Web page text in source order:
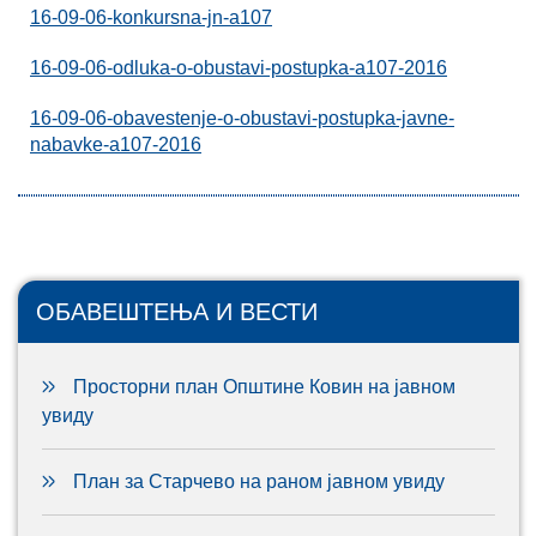
16-09-06-konkursna-jn-a107
16-09-06-odluka-o-obustavi-postupka-a107-2016
16-09-06-obavestenje-o-obustavi-postupka-javne-
nabavke-a107-2016
ОБАВЕШТЕЊА И ВЕСТИ
Просторни план Општине Ковин на јавном
увиду
План за Старчево на раном јавном увиду